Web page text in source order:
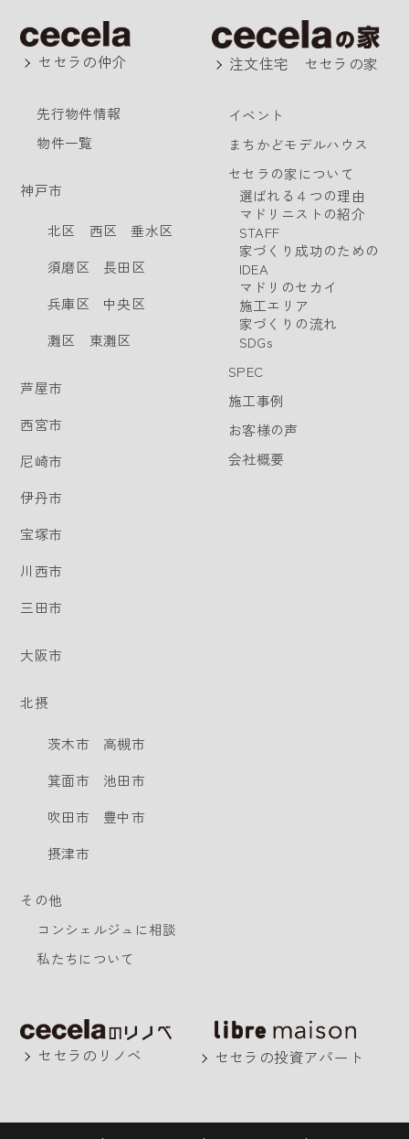
セセラの仲介
先行物件情報
物件一覧
神戸市
北区 西区
垂水区
須磨区
長田区
兵庫区
中央区
灘区
東灘区
芦屋市
西宮市
尼崎市
伊丹市
宝塚市
川西市
三田市
大阪市
北摂
茨木市
高槻市
箕面市
池田市
吹田市
豊中市
摂津市
その他
コンシェルジュに相談
私たちについて
注文住宅 セセラの家
イベント
まちかどモデルハウス
セセラの家について
選ばれる４つの理由
マドリニストの紹介
STAFF
家づくり成功のための
IDEA
マドリのセカイ
施工エリア
家づくりの流れ
SDGs
SPEC
施工事例
お客様の声
会社概要
セセラのリノベ セセラの投資アパート